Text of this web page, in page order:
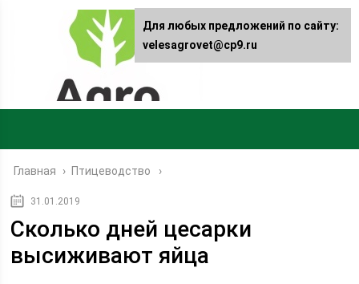
Главная › Птицеводство
31.01.2019
Сколько дней цесарки
высиживают яйца
Для любых предложений по сайту:
velesagrovet@cp9.ru